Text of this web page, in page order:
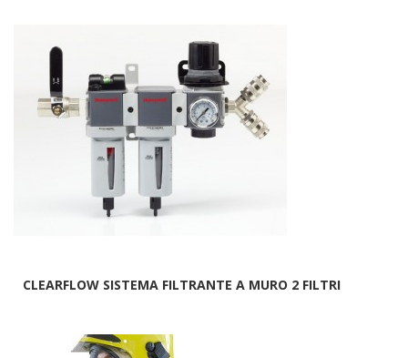
CLEARFLOW SISTEMA FILTRANTE A MURO 2 FILTRI